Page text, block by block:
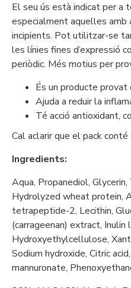
El seu ús està indicat per a
especialment aquelles amb
incipients. Pot utilitzar-se
les línies fines d’expressió
periòdic. Més motius per
És un producte
Ajuda a reduir la
Té acció antioxidant,
Cal aclarir que el pack
Ingredients:
Aqua, Propanediol,
Hydrolyzed wheat protein,
tetrapeptide-2, Lecithin,
(carrageenan) extract, Inulin
Hydroxyethylcellulose,
Sodium hydroxide, Citric
mannuronate,